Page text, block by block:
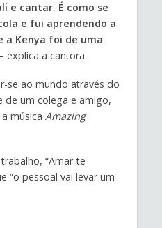
e cantar. É como se
e fui aprendendo a
a Kenya foi de uma
– explica a cantora.
se ao mundo através do
de um colega e amigo,
música Amazing
“Amar-te
“o pessoal vai levar um